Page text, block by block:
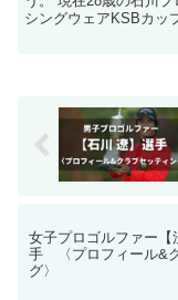
シングウェアKSBカッ
女子プロゴルファー【
手 〈プロフィール&
グ〉